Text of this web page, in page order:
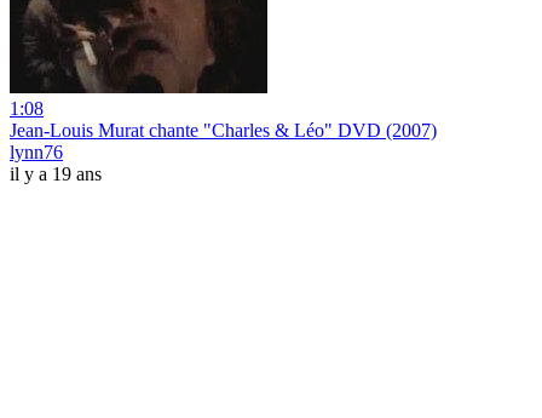
1:08
Jean-Louis Murat chante "Charles & Léo" DVD (2007)
lynn76
il y a 19 ans